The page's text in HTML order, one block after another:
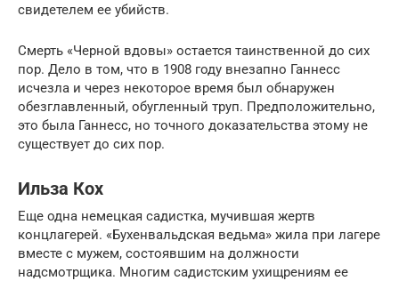
свидетелем ее убийств.
Смерть «Черной вдовы» остается таинственной до сих
пор. Дело в том, что в 1908 году внезапно Ганнесс
исчезла и через некоторое время был обнаружен
обезглавленный, обугленный труп. Предположительно,
это была Ганнесс, но точного доказательства этому не
существует до сих пор.
Ильза Кох
Еще одна немецкая садистка, мучившая жертв
концлагерей. «Бухенвальдская ведьма» жила при лагере
вместе с мужем, состоявшим на должности
надсмотрщика. Многим садистским ухищрениям ее